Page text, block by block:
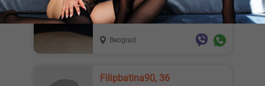
Ima li neka dama koja bih htela da mi
bude gospodarica koja voli BDSM a to
ne moze da ostvari sam...
Beograd
Filipbatina90, 36